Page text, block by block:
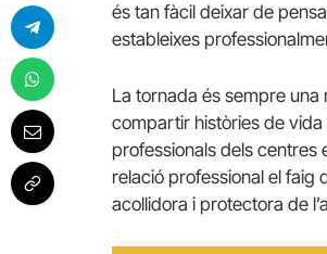
és tan fàcil deixar de
estableixes
La tornada és sempre una
compartir històries de vida
professionals dels centres
relació professional el faig
acollidora i protectora de